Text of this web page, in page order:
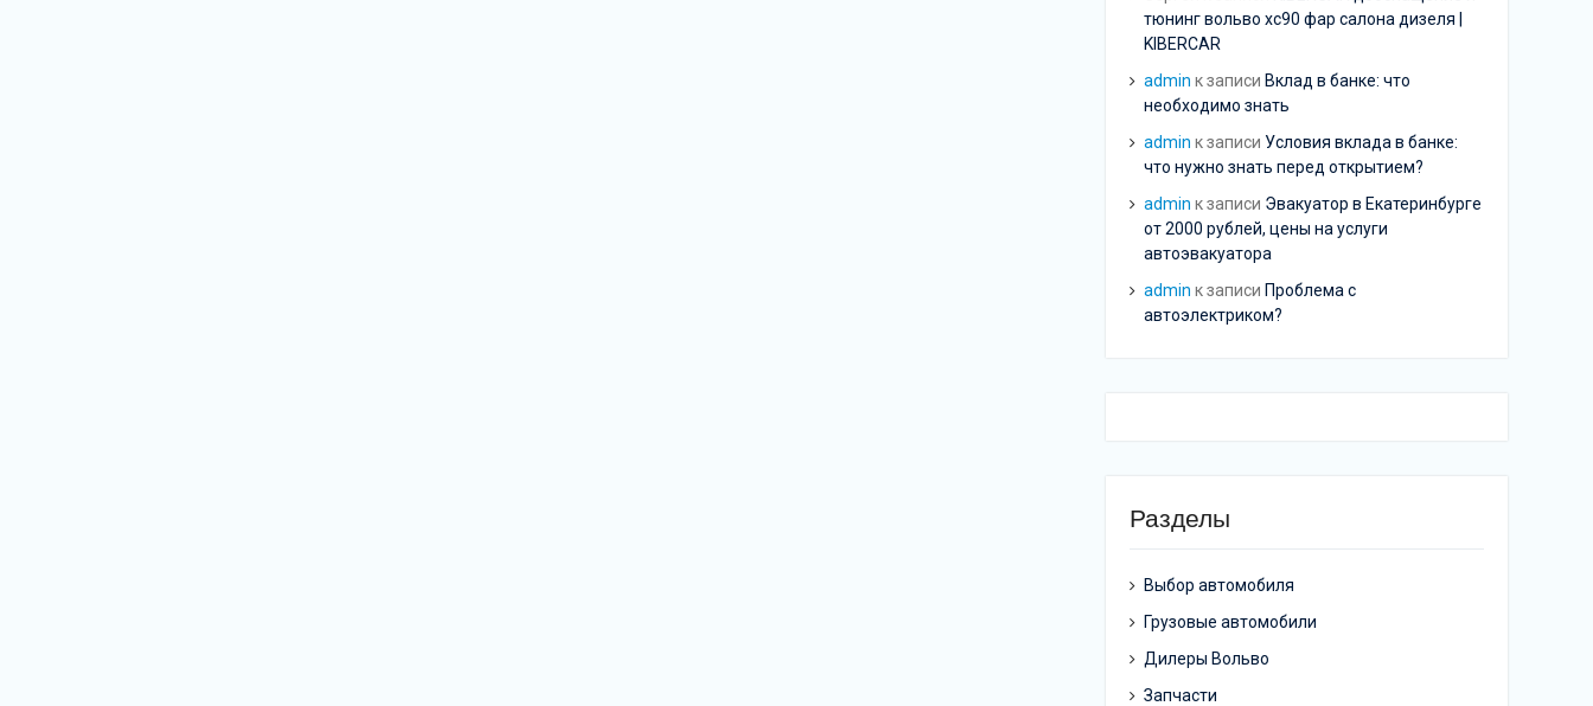
тюнинг вольво хс90 фар салона дизеля |
KIBERCAR
admin к записи Вклад в банке: что
необходимо знать
admin к записи Условия вклада в банке:
что нужно знать перед открытием?
admin к записи Эвакуатор в Екатеринбурге
от 2000 рублей, цены на услуги
автоэвакуатора
admin к записи Проблема с
автоэлектриком?
Разделы
Выбор автомобиля
Грузовые автомобили
Дилеры Вольво
Запчасти